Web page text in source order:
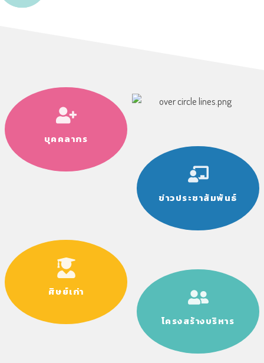
บุคคลากร
ข่าวประชาสัมพันธ์
ศิษย์เก่า
โครงสร้างบริหาร